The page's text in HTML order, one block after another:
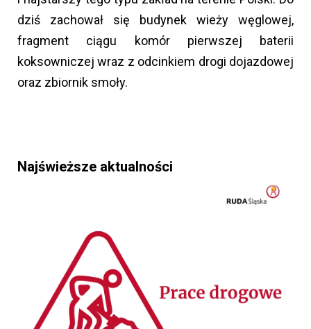
dziś zachował się budynek wieży węglowej,
fragment ciągu komór pierwszej baterii
koksowniczej wraz z odcinkiem drogi dojazdowej
oraz zbiornik smoły.
Najświeższe aktualności